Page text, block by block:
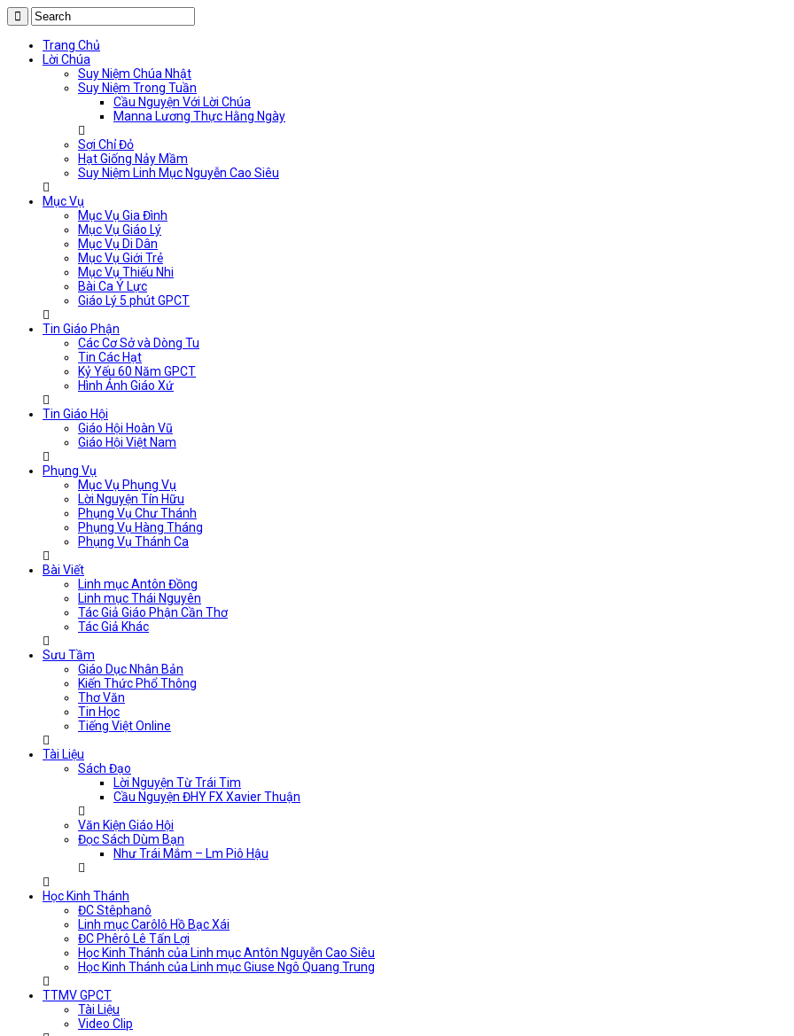
Trang Chủ
Lời Chúa
Suy Niệm Chúa Nhật
Suy Niệm Trong Tuần
Cầu Nguyện Với Lời Chúa
Manna Lương Thực Hằng Ngày
Sợi Chỉ Đỏ
Hạt Giống Nảy Mầm
Suy Niệm Linh Mục Nguyễn Cao Siêu
Mục Vụ
Mục Vụ Gia Đình
Mục Vụ Giáo Lý
Mục Vụ Di Dân
Mục Vụ Giới Trẻ
Mục Vụ Thiếu Nhi
Bài Ca Ý Lực
Giáo Lý 5 phút GPCT
Tin Giáo Phận
Các Cơ Sở và Dòng Tu
Tin Các Hạt
Kỷ Yếu 60 Năm GPCT
Hình Ảnh Giáo Xứ
Tin Giáo Hội
Giáo Hội Hoàn Vũ
Giáo Hội Việt Nam
Phụng Vụ
Mục Vụ Phụng Vụ
Lời Nguyện Tín Hữu
Phụng Vụ Chư Thánh
Phụng Vụ Hàng Tháng
Phụng Vụ Thánh Ca
Bài Viết
Linh mục Antôn Đồng
Linh mục Thái Nguyên
Tác Giả Giáo Phận Cần Thơ
Tác Giả Khác
Sưu Tầm
Giáo Dục Nhân Bản
Kiến Thức Phổ Thông
Thơ Văn
Tin Học
Tiếng Việt Online
Tài Liệu
Sách Đạo
Lời Nguyện Từ Trái Tim
Cầu Nguyện ĐHY FX Xavier Thuận
Văn Kiện Giáo Hội
Đọc Sách Dùm Bạn
Như Trái Mắm – Lm Piô Hậu
Học Kinh Thánh
ĐC Stêphanô
Linh mục Carôlô Hồ Bạc Xái
ĐC Phêrô Lê Tấn Lợi
Học Kinh Thánh của Linh mục Antôn Nguyễn Cao Siêu
Học Kinh Thánh của Linh mục Giuse Ngô Quang Trung
TTMV GPCT
Tài Liệu
Video Clip